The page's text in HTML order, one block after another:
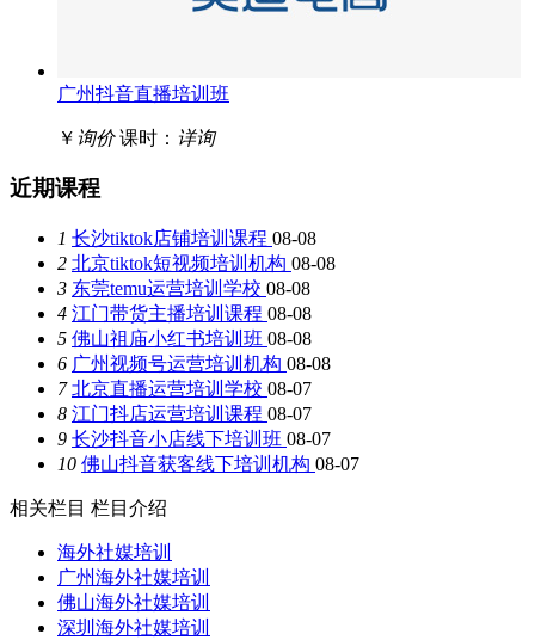
广州抖音直播培训班
￥ 询价 课时： 详询
近期课程
1 长沙tiktok店铺培训课程 08-08
2 北京tiktok短视频培训机构 08-08
3 东莞temu运营培训学校 08-08
4 江门带货主播培训课程 08-08
5 佛山祖庙小红书培训班 08-08
6 广州视频号运营培训机构 08-08
7 北京直播运营培训学校 08-07
8 江门抖店运营培训课程 08-07
9 长沙抖音小店线下培训班 08-07
10 佛山抖音获客线下培训机构 08-07
相关栏目 栏目介绍
海外社媒培训
广州海外社媒培训
佛山海外社媒培训
深圳海外社媒培训